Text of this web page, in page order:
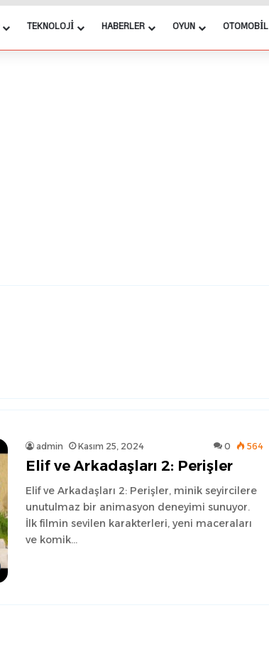
TEKNOLOJI HABERLER OYUN OTOMOBIL
admin Kasım 25, 2024 0 564
Elif ve Arkadaşları 2: Perişler
Elif ve Arkadaşları 2: Perişler, minik seyircilere
unutulmaz bir animasyon deneyimi sunuyor.
İlk filmin sevilen karakterleri, yeni maceraları
ve komik…